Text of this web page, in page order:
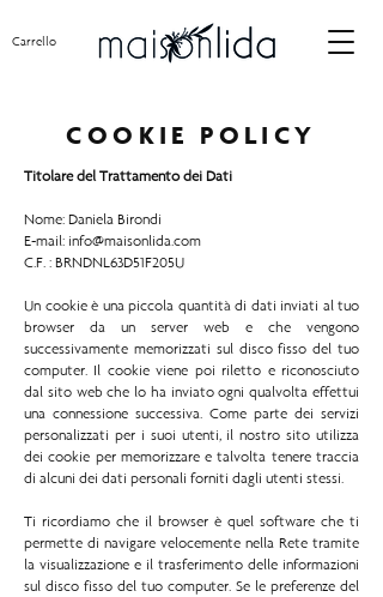
Carrello
COOKIE POLICY
Titolare del Trattamento dei Dati
Nome: Daniela Birondi
E-mail: info@maisonlida.com
C.F. : BRNDNL63D51F205U
Un cookie è una piccola quantità di dati inviati al tuo
browser da un server web e che vengono
successivamente memorizzati sul disco fisso del tuo
computer. Il cookie viene poi riletto e riconosciuto
dal sito web che lo ha inviato ogni qualvolta effettui
una connessione successiva. Come parte dei servizi
personalizzati per i suoi utenti, il nostro sito utilizza
dei cookie per memorizzare e talvolta tenere traccia
di alcuni dei dati personali forniti dagli utenti stessi.
Ti ricordiamo che il browser è quel software che ti
permette di navigare velocemente nella Rete tramite
la visualizzazione e il trasferimento delle informazioni
sul disco fisso del tuo computer. Se le preferenze del